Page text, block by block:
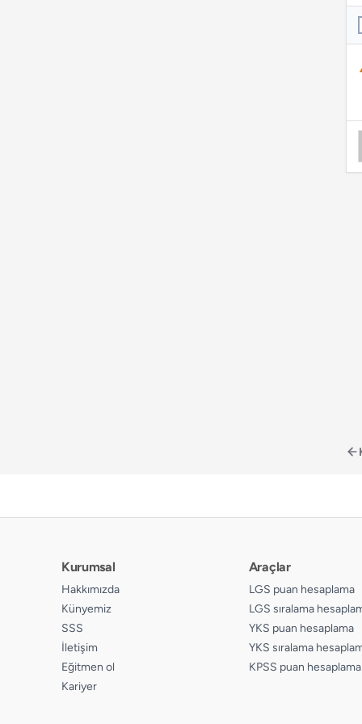
Kurumsal
Hakkımızda
Künyemiz
SSS
İletişim
Eğitmen ol
Kariyer
Araçlar
LGS puan hesaplama
LGS sıralama
YKS puan hesaplama
YKS sıralama
KPSS puan hesaplama